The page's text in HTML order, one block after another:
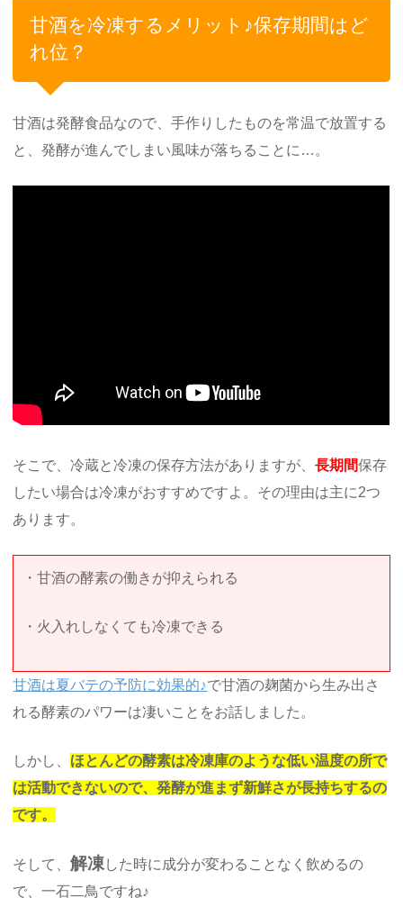
甘酒を冷凍するメリット♪保存期間はど
れ位？
甘酒は発酵食品なので、手作りしたものを常温で放置する
と、発酵が進んでしまい風味が落ちることに…。
そこで、冷蔵と冷凍の保存方法がありますが、長期間保存
したい場合は冷凍がおすすめですよ。その理由は主に2つ
あります。
・甘酒の酵素の働きが抑えられる
・火入れしなくても冷凍できる
甘酒は夏バテの予防に効果的♪で甘酒の麹菌から生み出さ
れる酵素のパワーは凄いことをお話しました。
しかし、 ほとんどの酵素は冷凍庫のような低い温度の所で
は活動できないので、発酵が進まず新鮮さが長持ちするの
です。
そして、解凍した時に成分が変わることなく飲めるの
で、一石二鳥ですね♪